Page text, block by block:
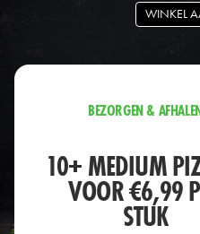
WINKEL
BEZORGEN &
10+ MEDIUM
VOOR €6,99
STUK